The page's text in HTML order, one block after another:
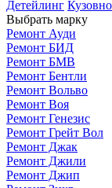
Детейлинг
Выбрать марку
Ремонт Ауди
Ремонт БИД
Ремонт БМВ
Ремонт Бентли
Ремонт Вольво
Ремонт Воя
Ремонт Генезис
Ремонт Грейт Вол
Ремонт Джак
Ремонт Джили
Ремонт Джип